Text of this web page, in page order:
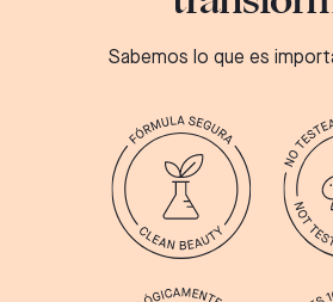
Sabemos lo que es